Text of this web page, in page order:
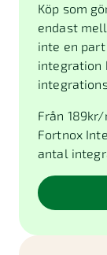
Köp som
endast
inte en
integration
Från 189kr/
Fortnox
antal